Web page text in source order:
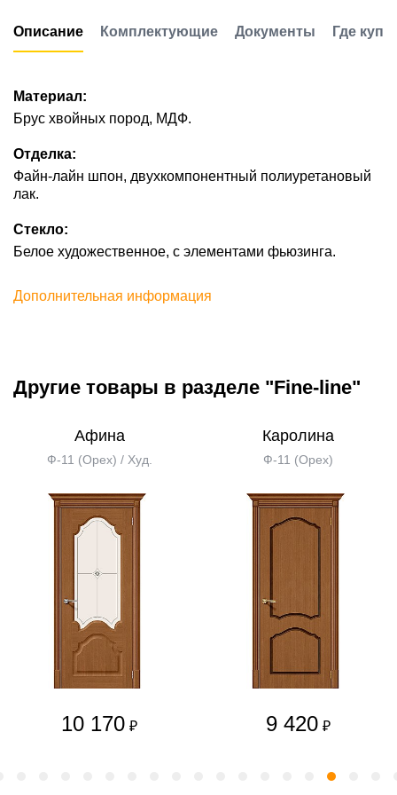
Описание Комплектующие Документы Где
Материал:
Брус хвойных пород, МДФ.
Отделка:
Файн-лайн шпон, двухкомпонентный полиуретановый
лак.
Стекло:
Белое художественное, с элементами фьюзинга.
Дополнительная информация
Другие товары в разделе "Fine-line"
Афина
Ф-11 (Орех) / Худ.
10 170 ₽
Каролина
Ф-11 (Орех)
9 420 ₽